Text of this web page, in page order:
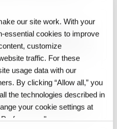
our site work. With your
cookies to improve
customize
traffic. For these
usage data with our
By clicking “Allow all,” you
the technologies described in
your cookie settings at
Preferences."
정을 담당하며, Python·R·SQL·
를 암호 알고리즘과
없는 형태(ciphertext)로 만드는
비대칭키(RSA, ECC), 동형
장 데이터(at rest), 전송 중 데이터
보호합니다. 현대…
터프라이즈 환경에서 직원·
하게 사용하도록 중계하는 프록시·
정보 마스킹, 접근 통제, 사용량
어를 제공하며, Shadow AI 문제와